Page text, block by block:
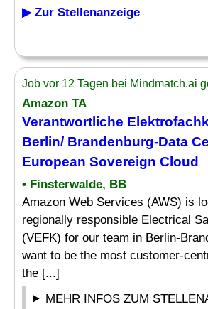
▶ Zur Stellenanzeige
Job vor 12 Tagen bei Mindmatch.ai
Amazon TA
Verantwortliche
Berlin/ Brandenburg-Data
European Sovereign Cloud
• Finsterwalde, BB
Amazon Web Services (AWS) is
regionally responsible Electrical
(VEFK) for our team in Berlin-
want to be the most customer-
the [...]
MEHR INFOS ZUM